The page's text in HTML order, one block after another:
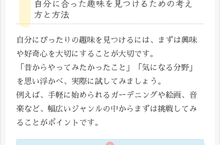
自分に合った趣味を見つけるための考え
方と方法
自分にぴったりの趣味を見つけるには、まずは興味
や好奇心を大切にすることが大切です。
「昔からやってみたかったこと」「気になる分野」
を思い浮かべ、実際に試してみましょう。
例えば、手軽に始められるガーデニングや絵画、音
楽など、幅広いジャンルの中からまずは挑戦してみ
ることがポイントです。